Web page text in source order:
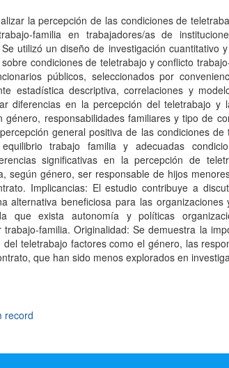
la percepción de las condiciones de
familia en trabajadores/as de
utilizó un diseño de investigación cuantitativo
condiciones de teletrabajo y conflicto
públicos, seleccionados por
estadística descriptiva, correlaciones y
diferencias en la percepción del teletrabajo y
género, responsabilidades familiares y tipo de
general positiva de las condiciones de
equilibrio trabajo familia y adecuadas
significativas en la percepción de
según género, ser responsable de hijos
Implicancias: El estudio contribuye a
alternativa beneficiosa para las organizaciones
que exista autonomía y políticas
trabajo-familia. Originalidad: Se demuestra la
del teletrabajo factores como el género, las
que han sido menos explorados en
record